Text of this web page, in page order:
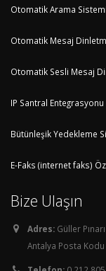
Otomatik Arama Sistemi
Otomatik Mesaj
Otomatik Sesli Mesaj
IP Santral Entegrasyonu
Bütünleşik Yedekleme
E-Faks (internet faks)
Bize Ulaşın
Adres: Güller
Antalya Posta